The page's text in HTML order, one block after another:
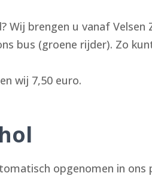
Wij brengen u vanaf Velsen
bus (groene rijder). Zo
wij 7,50 euro.
opgenomen in ons